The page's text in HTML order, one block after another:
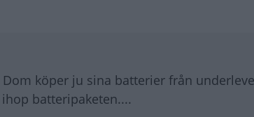
köper ju sina batterier från
batteripaketen....